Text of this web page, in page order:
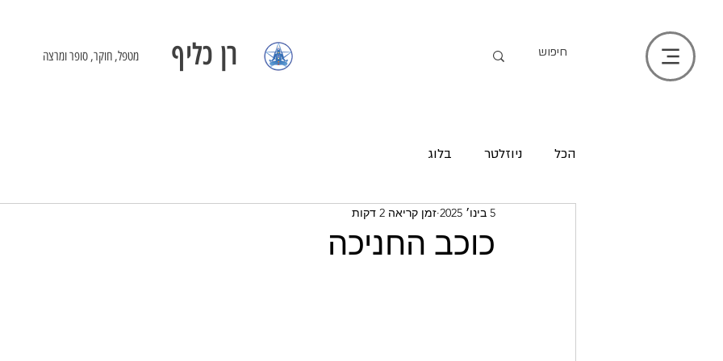
מטפל, חוקר, סופר ומרצה רן כליף
הכל ניוזלטר בלוג
כוכב החניכה
5 בינו׳ 2025 זמן קריאה 2 דקות